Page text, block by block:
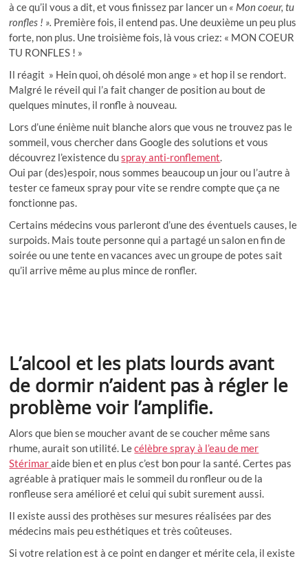
à ce qu’il vous a dit, et vous finissez par lancer un « Mon coeur, tu
ronfles ! ». Première fois, il entend pas. Une deuxième un peu plus
forte, non plus. Une troisième fois, là vous criez: « MON COEUR
TU RONFLES ! »
Il réagit » Hein quoi, oh désolé mon ange » et hop il se rendort.
Malgré le réveil qui l’a fait changer de position au bout de
quelques minutes, il ronfle à nouveau.
Lors d’une énième nuit blanche alors que vous ne trouvez pas le
sommeil, vous chercher dans Google des solutions et vous
découvrez l’existence duspray anti-ronflement.
Oui par (des)espoir, nous sommes beaucoup un jour ou l’autre à
tester ce fameux spray pour vite se rendre compte que ça ne
fonctionne pas.
Certains médecins vous parleront d’une des éventuels causes, le
surpoids. Mais toute personne qui a partagé un salon en fin de
soirée ou une tente en vacances avec un groupe de potes sait
qu’il arrive même au plus mince de ronfler.
L’alcool et les plats lourds avant
de dormir n’aident pas à régler le
problème voir l’amplifie.
Alors que bien se moucher avant de se coucher même sans
rhume, aurait son utilité. Lecélèbre spray à l’eau de mer
Stérimaraide bien et en plus c’est bon pour la santé. Certes pas
agréable à pratiquer mais le sommeil du ronfleur ou de la
ronfleuse sera amélioré et celui qui subit surement aussi.
Il existe aussi des prothèses sur mesures réalisées par des
médecins mais peu esthétiques et très coûteuses.
Si votre relation est à ce point en danger et mérite cela, il existe